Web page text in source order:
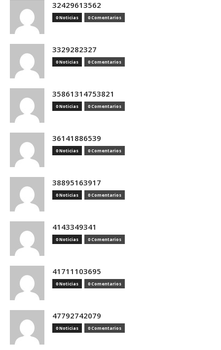
32429613562
0 Noticias 0 Comentarios
3329282327
0 Noticias 0 Comentarios
35861314753821
0 Noticias 0 Comentarios
36141886539
0 Noticias 0 Comentarios
38895163917
0 Noticias 0 Comentarios
4143349341
0 Noticias 0 Comentarios
41711103695
0 Noticias 0 Comentarios
47792742079
0 Noticias 0 Comentarios